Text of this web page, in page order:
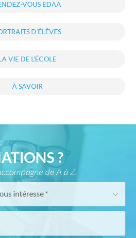
VOUS EDAA
D'ÉLÈVES
VIE DE L'ÉCOLE
À SAVOIR
?
de A à Z.
intéresse *